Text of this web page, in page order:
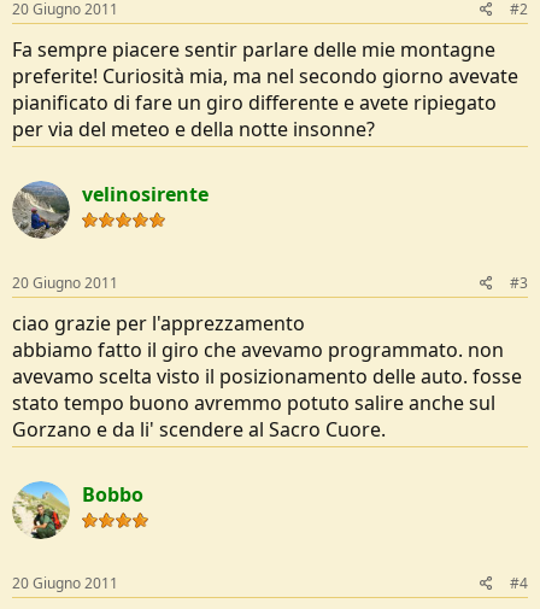
20 Giugno 2011 #2
Fa sempre piacere sentir parlare delle mie montagne
preferite! Curiosità mia, ma nel secondo giorno avevate
pianificato di fare un giro differente e avete ripiegato
per via del meteo e della notte insonne?
velinosirente
20 Giugno 2011 #3
ciao grazie per l'apprezzamento
abbiamo fatto il giro che avevamo programmato. non
avevamo scelta visto il posizionamento delle auto. fosse
stato tempo buono avremmo potuto salire anche sul
Gorzano e da li' scendere al Sacro Cuore.
Bobbo
20 Giugno 2011 #4